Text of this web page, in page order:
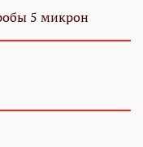
5 микрон